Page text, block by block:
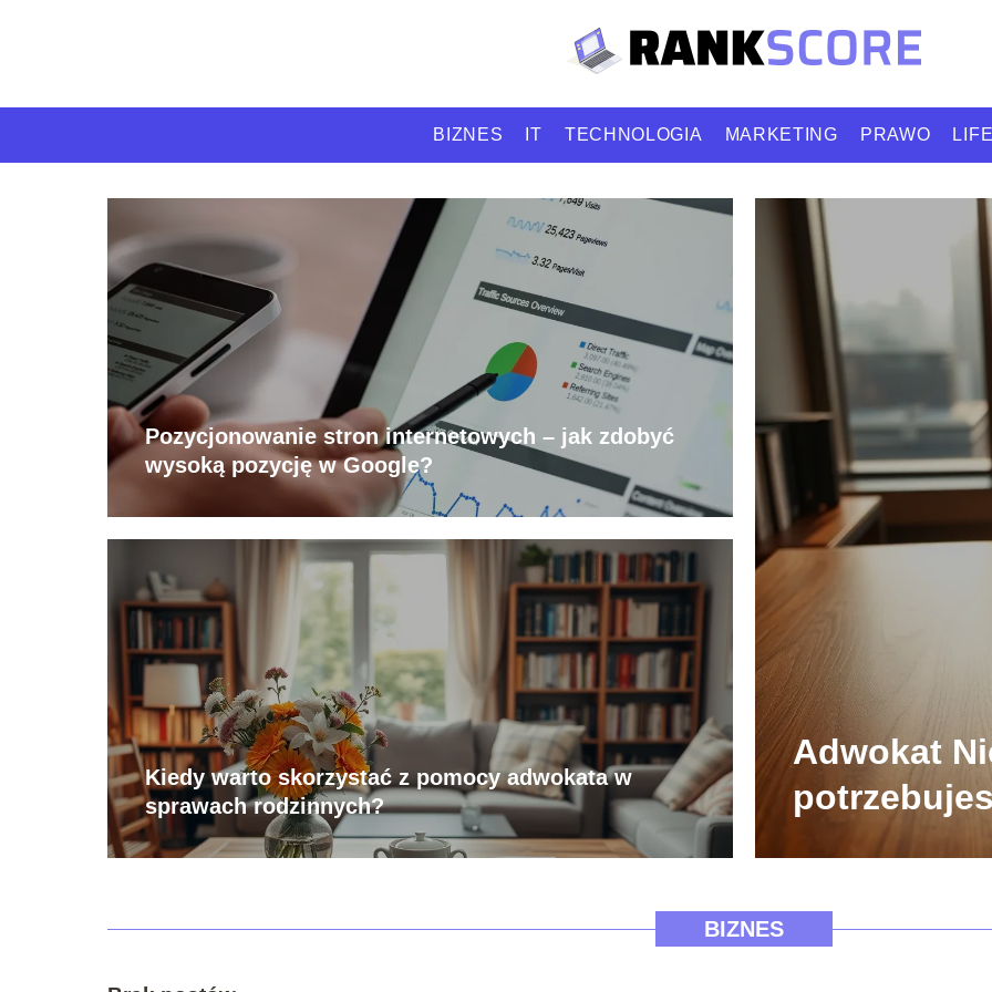
BIZNES IT TECHNOLOGIA MARKETING PRAWO
Adwokat
za granicą?
Pozycjonowanie stron internetowych – jak zdobyć
wysoką pozycję w Google?
Kiedy warto skorzystać z pomocy adwokata w
sprawach rodzinnych?
BIZNES